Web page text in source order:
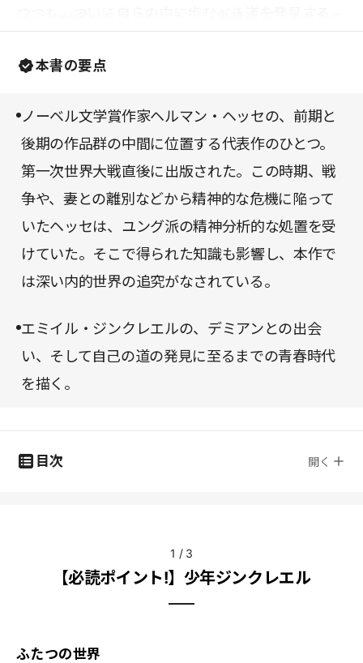
た少年で、ジンクレエルの前にたびたび現れ、啓示
本作を読み、ジンクレエルとともに思考すること
れるだろう。とくに若い感性と強く響き合うところ
が多いだろうと思われるため、早めに読んでおかれ
ることをお薦めしたい。
本書の要点
ノーベル文学賞作家ヘルマン・ヘッセの、前期と
後期の作品群の中間に位置する代表作のひとつ。
第一次世界大戦直後に出版された。この時期、戦
争や、妻との離別などから精神的な危機に陥って
いたヘッセは、ユング派の精神分析的な処置を受
けていた。そこで得られた知識も影響し、本作で
は深い内的世界の追究がなされている。
エミイル・ジンクレエルの、デミアンとの出会
い、そして自己の道の発見に至るまでの青春時代
を描く。
目次 開く
1 / 3
【必読ポイント!】少年ジンクレエル
ふたつの世界